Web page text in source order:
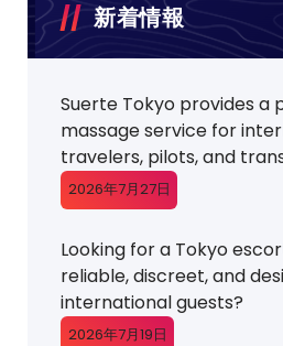
新着情報
Suerte Tokyo provides a
massage service for
travelers, pilots, and
2026年7月27日
Looking for a Tokyo
reliable, discreet, and
international guests?
2026年7月19日